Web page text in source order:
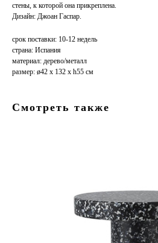
стены, к которой она прикреплена.
Дизайн: Джоан Гаспар.
срок поставки: 10-12 недель
страна: Испания
материал: дерево/металл
размер: ø42 х 132 x h55 см
Смотреть также